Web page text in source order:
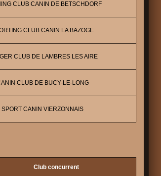
CLUB CANIN DE BETSCHDORF
CLUB CANIN LA BAZOGE
CLUB DE LAMBRES LES AIRE
CLUB DE BUCY-LE-LONG
SPORT CANIN VIERZONNAIS
Club concurrent